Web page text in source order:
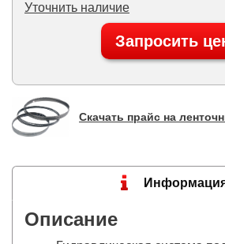
Уточнить наличие
Запросить
Скачать прайс на
Описание